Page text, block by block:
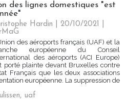
des lignes domestiques "est
Hardin | 20/10/2021
des aéroports français (UAF) et la
européenne du Conseil
des aéroports (ACI Europe)
porté plainte devant Bruxelles contre
Français que les deux associations
européenne. La suppression de
, uaf